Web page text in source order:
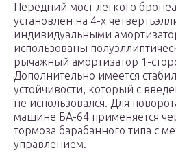
Передний мост легкого
установлен на 4-х
индивидуальными
использованы
рычажный амортизатор 1-
Дополнительно имеется
устойчивости, который с
не использовался. Для
машине БА-64 применяется
тормоза барабанного типа с
управлением.